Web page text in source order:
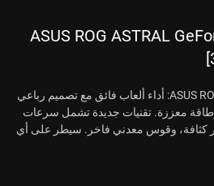
ASUS ROG ASTRAL
ASUS ROG Astral GeForce RTX 5090: أداء ألعاب فائق مع تصميم رباعي
وطاقة معززة. تقنيات جديدة تشمل سرعات
كثافة، وقوس معدني فاخر. سيطر على أي